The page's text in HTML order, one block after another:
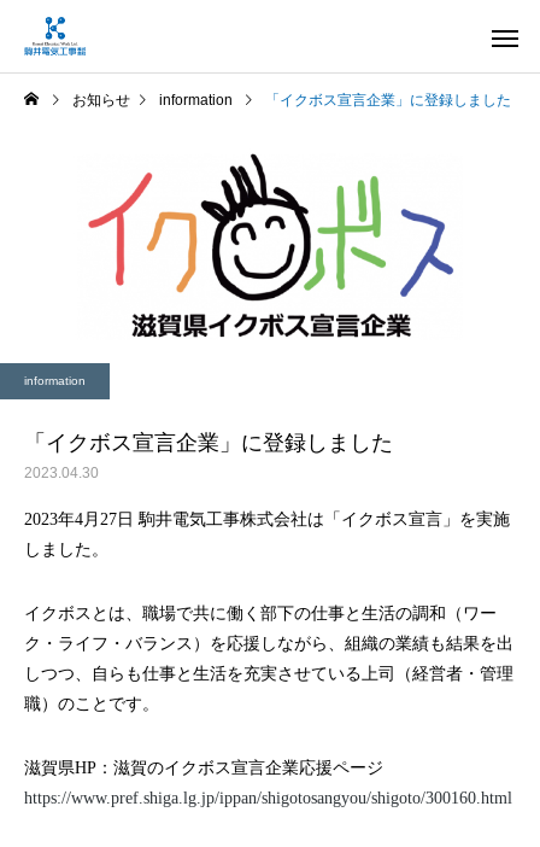
電気設備工事 受変電設備
お知らせ information 「イクボス宣言企業」に登録しました
information
「イクボス宣言企業」に登録しました
2023.04.30
2023年4月27日 駒井電気工事株式会社は「イクボス宣言」を実施
しました。
イクボスとは、職場で共に働く部下の仕事と生活の調和（ワー
ク・ライフ・バランス）を応援しながら、組織の業績も結果を出
しつつ、自らも仕事と生活を充実させている上司（経営者・管理
職）のことです。
滋賀県HP：滋賀のイクボス宣言企業応援ページ
https://www.pref.shiga.lg.jp/ippan/shigotosangyou/shigoto/300160.html